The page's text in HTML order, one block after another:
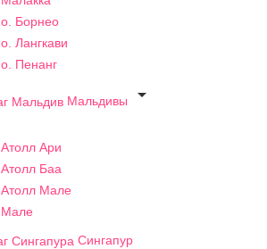
о. Борнео
о. Лангкави
о. Пенанг
Мальдивы

Атолл Ари
Атолл Баа
Атолл Мале
Мале
Сингапур